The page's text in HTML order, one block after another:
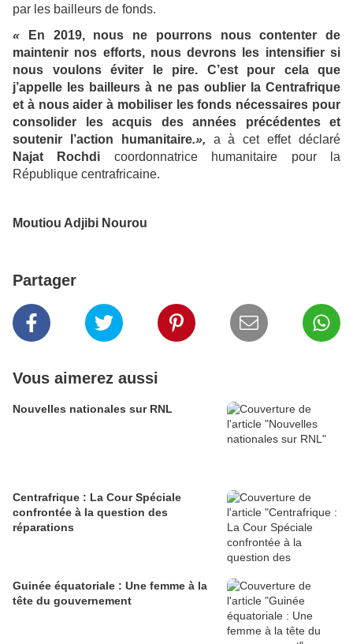
par les bailleurs de fonds.
«
En 2019, nous ne pourrons nous contenter de
maintenir nos efforts, nous devrons les intensifier si
nous voulons éviter le pire. C’est pour cela que
j’appelle les bailleurs à ne pas oublier la Centrafrique
et à nous aider à mobiliser les fonds nécessaires pour
consolider les acquis des années précédentes et
soutenir l’action humanitaire.», a à cet effet déclaré
Najat Rochdi coordonnatrice humanitaire pour la
République centrafricaine.
Moutiou Adjibi Nourou
Partager
Vous aimerez aussi
Nouvelles nationales sur RNL
Centrafrique : La Cour Spéciale
confrontée à la question des
réparations
Guinée équatoriale : Une femme à la
tête du gouvernement